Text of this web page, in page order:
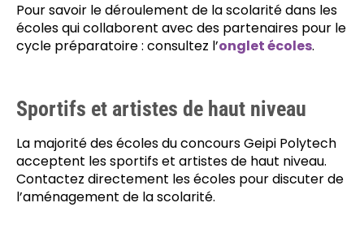
Pour savoir le déroulement de la scolarité dans les
écoles qui collaborent avec des partenaires pour le
cycle préparatoire : consultez l’onglet écoles.
Sportifs et artistes de haut niveau
La majorité des écoles du concours Geipi Polytech
acceptent les sportifs et artistes de haut niveau.
Contactez directement les écoles pour discuter de
l’aménagement de la scolarité.